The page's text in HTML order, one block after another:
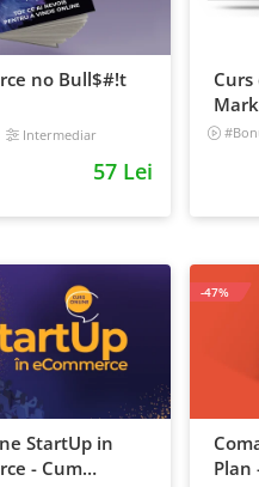
no Bull$#!t
Intermediar
57 Lei
StartUp in
- Cum
Plan
-47%